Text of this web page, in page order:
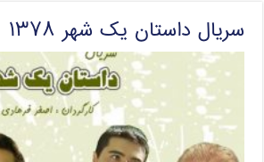
سریال داستان یک شهر ۱۳۷۸